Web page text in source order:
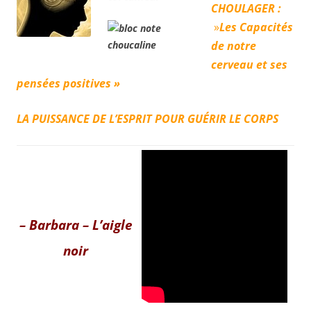
CHOULAGER :
 »Les Capacités
de notre
cerveau et ses
pensées positives »
LA PUISSANCE DE L’ESPRIT POUR GUÉRIR LE CORPS
– Barbara – L’aigle
noir